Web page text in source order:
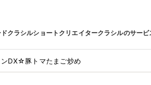
クラシルショートクリエイタークラシルのサービ
DX☆豚トマたまご炒め